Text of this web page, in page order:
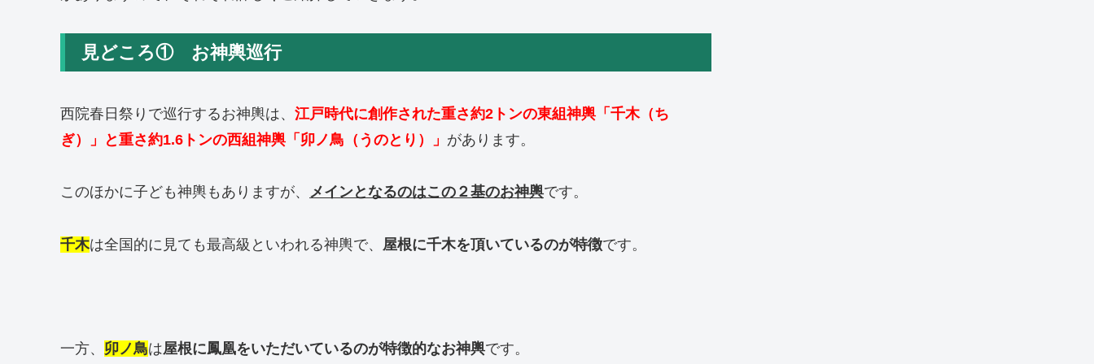
見どころ① お神輿巡行
西院春日祭りで巡行するお神輿は、 江戸時代に創作された重さ約2トンの東組神輿「千木（ち
ぎ）」と重さ約1.6トンの西組神輿「卯ノ鳥（うのとり）」 があります。
このほかに子ども神輿もありますが、 メインとなるのはこの２基のお神輿です。
千木は全国的に見ても最高級といわれる神輿で、 屋根に千木を頂いているのが特徴です。
一方、 卯ノ鳥は屋根に鳳凰をいただいているのが特徴的なお神輿です。